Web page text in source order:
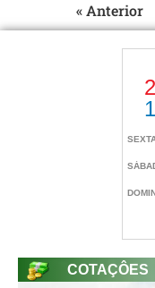
« Anterior